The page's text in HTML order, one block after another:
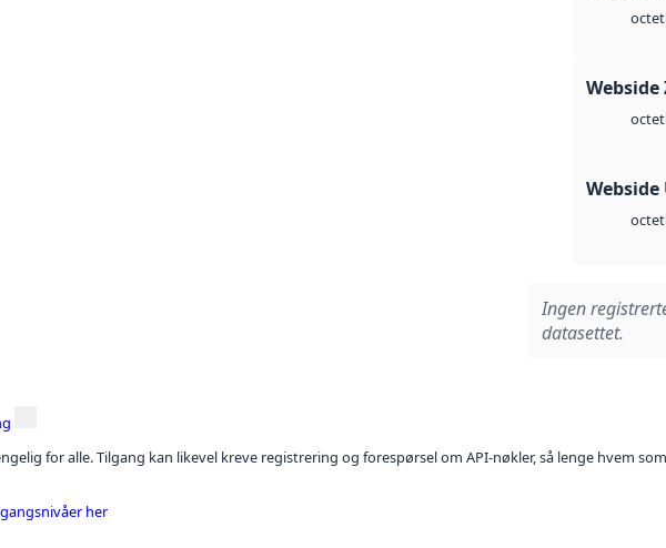
octet
Webside
octet
Webside
octet
Ingen
datasettet.
for alle. Tilgang kan likevel kreve registrering og forespørsel om API-nøkler, så lenge hvem
her